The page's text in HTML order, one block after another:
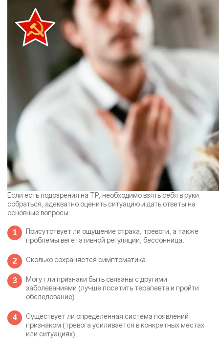
Если есть подозрения на ТР, необходимо взять себя в руки
собраться, адекватно оценить ситуацию и дать ответы на
основные вопросы:
Присутствует ли ощущение страха, тревоги, а также
проблемы вегетативной регуляции, бессонница.
Сколько сохраняется симптоматика.
Могут ли признаки быть связаны с другими
заболеваниями (лучше посетить терапевта и пройти
обследование).
Существует ли определенная система появлений
признаком (тревога усиливается в конкретных местах
или ситуациях).